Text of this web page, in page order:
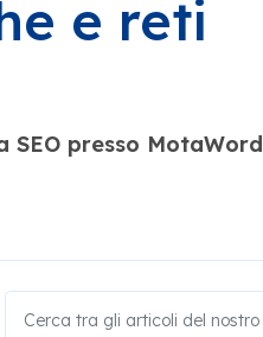
e reti
presso MotaWord